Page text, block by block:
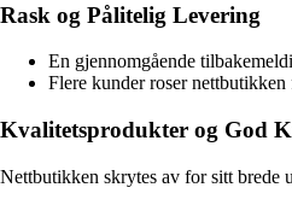
Rask og Pålitelig Levering
En gjennomgående
Flere kunder roser
Kvalitetsprodukter og God
Nettbutikken skrytes av for sitt brede